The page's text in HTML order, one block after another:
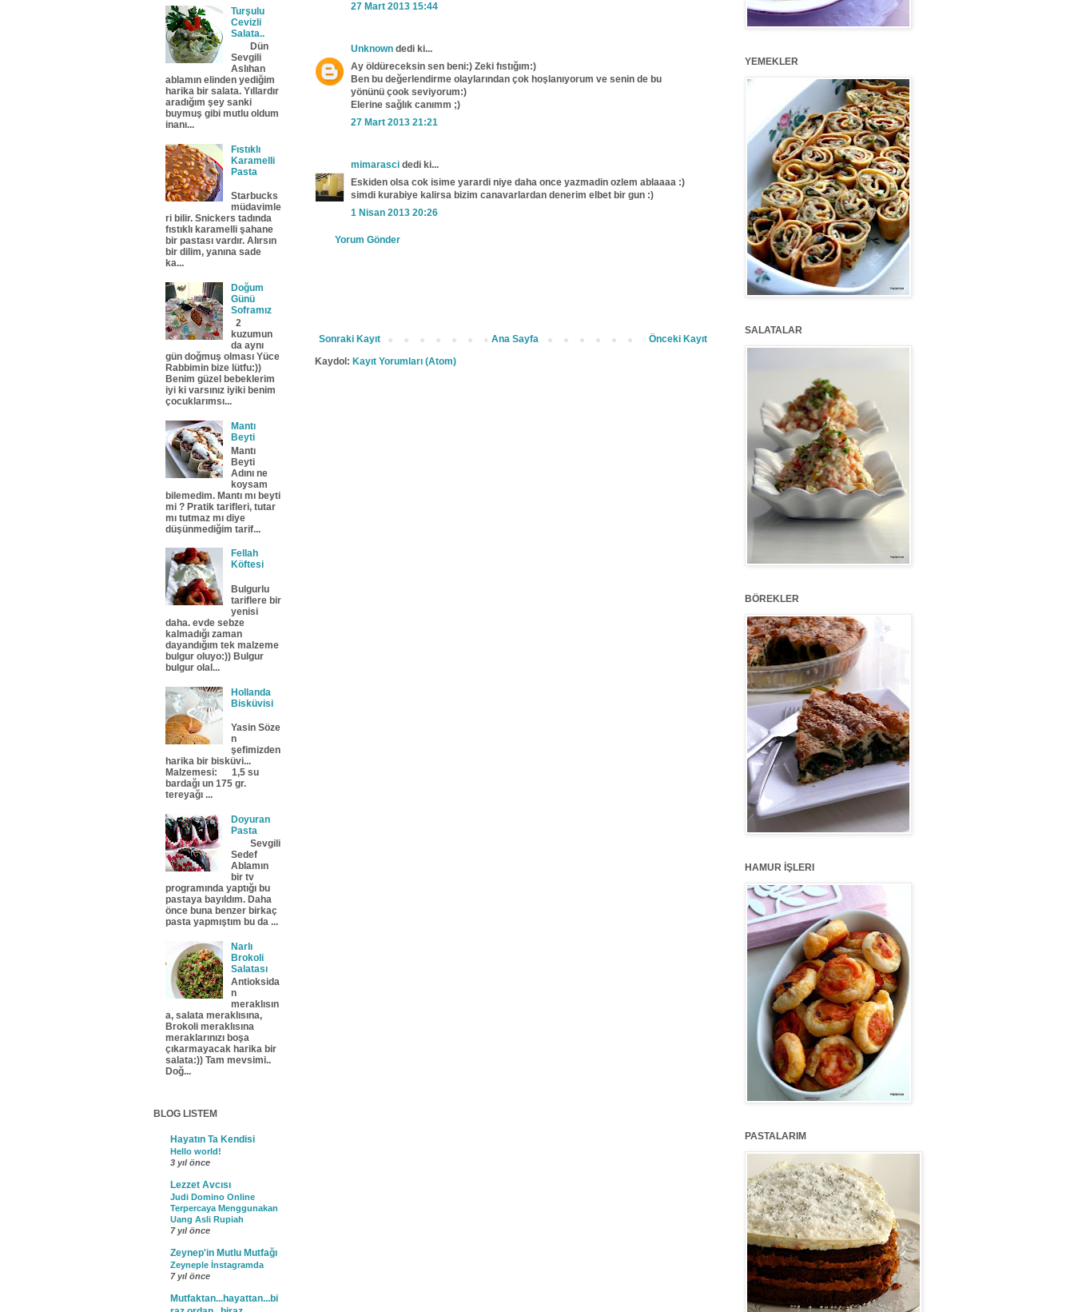
27 Mart 2013 15:44
Unknown dedi ki...
Ay öldüreceksin sen beni:) Zeki fıstığım:)
Ben bu değerlendirme olaylarından çok hoşlanıyorum ve senin de bu
yönünü çook seviyorum:)
Elerine sağlık canımm ;)
27 Mart 2013 21:21
mimarasci dedi ki...
Eskiden olsa cok isime yarardi niye daha once yazmadin ozlem ablaaaa :)
simdi kurabiye kalirsa bizim canavarlardan denerim elbet bir gun :)
1 Nisan 2013 20:26
Yorum Gönder
Sonraki Kayıt Önceki Kayıt
Ana Sayfa
Kaydol: Kayıt Yorumları (Atom)
Turşulu
Cevizli
Salata..
Dün
Sevgili
Aslıhan
ablamın elinden yediğim
harika bir salata. Yıllardır
aradığım şey sanki
buymuş gibi mutlu oldum
inanı...
Fıstıklı
Karamelli
Pasta
Starbucks
müdavimle
ri bilir. Snickers tadında
fıstıklı karamelli şahane
bir pastası vardır. Alırsın
bir dilim, yanına sade
ka...
Doğum
Günü
Soframız
2
kuzumun
da aynı
gün doğmuş olması Yüce
Rabbimin bize lütfu:))
Benim güzel bebeklerim
iyi ki varsınız iyiki benim
çocuklarımsı...
Mantı
Beyti
Mantı
Beyti
Adını ne
koysam
bilemedim. Mantı mı beyti
mi ? Pratik tarifleri, tutar
mı tutmaz mı diye
düşünmediğim tarif...
Fellah
Köftesi
Bulgurlu
tariflere bir
yenisi
daha. evde sebze
kalmadığı zaman
dayandığım tek malzeme
bulgur oluyo:)) Bulgur
bulgur olal...
Hollanda
Bisküvisi
Yasin Söze
n
şefimizden
harika bir bisküvi...
Malzemesi: 1,5 su
bardağı un 175 gr.
tereyağı ...
Doyuran
Pasta
Sevgili
Sedef
Ablamın
bir tv
programında yaptığı bu
pastaya bayıldım. Daha
önce buna benzer birkaç
pasta yapmıştım bu da ...
Narlı
Brokoli
Salatası
Antioksida
n
meraklısın
a, salata meraklısına,
Brokoli meraklısına
meraklarınızı boşa
çıkarmayacak harika bir
salata:)) Tam mevsimi..
Doğ...
BLOG LISTEM
Hayatın Ta Kendisi
Hello world!
3 yıl önce
Lezzet Avcısı
Judi Domino Online
Terpercaya Menggunakan
Uang Asli Rupiah
7 yıl önce
Zeynep'in Mutlu Mutfağı
Zeyneple İnstagramda
7 yıl önce
Mutfaktan...hayattan...bi
YEMEKLER
SALATALAR
BÖREKLER
HAMUR İŞLERI
PASTALARIM